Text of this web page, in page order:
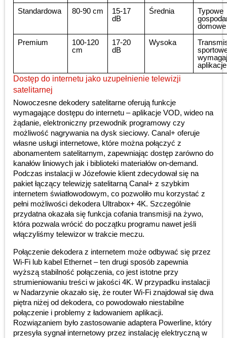
Standardowa
80-90 cm
15-17
dB
Średnia
Typowe
domowe
Premium
100-120
cm
17-20
dB
Wysoka
aplikacje
Dostęp do internetu jako uzupełnienie telewizji
satelitarnej
Nowoczesne dekodery satelitarne oferują funkcje
wymagające dostępu do internetu – aplikacje VOD, wideo na
żądanie, elektroniczny przewodnik programowy czy
możliwość nagrywania na dysk sieciowy. Canal+ oferuje
własne usługi internetowe, które można połączyć z
abonamentem satelitarnym, zapewniając dostęp zarówno do
kanałów liniowych jak i biblioteki materiałów on-demand.
Podczas instalacji w Józefowie klient zdecydował się na
pakiet łączący telewizję satelitarną Canal+ z szybkim
internetem światłowodowym, co pozwoliło mu korzystać z
pełni możliwości dekodera Ultrabox+ 4K. Szczególnie
przydatna okazała się funkcja cofania transmisji na żywo,
która pozwala wrócić do początku programu nawet jeśli
włączyliśmy telewizor w trakcie meczu.
Połączenie dekodera z internetem może odbywać się przez
Wi-Fi lub kabel Ethernet – ten drugi sposób zapewnia
wyższą stabilność połączenia, co jest istotne przy
strumieniowaniu treści w jakości 4K. W przypadku instalacji
w Nadarzynie okazało się, że router Wi-Fi znajdował się dwa
piętra niżej od dekodera, co powodowało niestabilne
połączenie i problemy z ładowaniem aplikacji.
Rozwiązaniem było zastosowanie adaptera Powerline, który
przesyła sygnał internetowy przez instalację elektryczną w